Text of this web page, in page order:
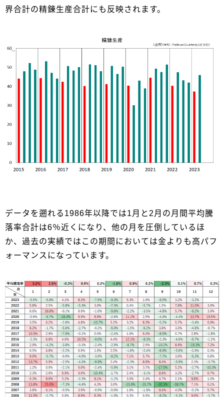
界合計の精錬生産合計にも反映されます。
データを遡れる1986年以降では1月と2月の月間平均騰
落率合計は6％近くになり、他の月を圧倒しているほ
か、過去の実績ではこの期間においては金よりも高パフ
ォーマンスになっています。